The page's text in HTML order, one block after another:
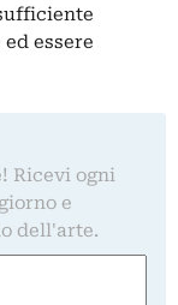
essere
Ricevi ogni
e
dell'arte.